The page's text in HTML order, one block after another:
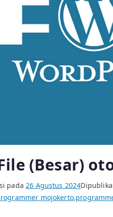
(Besar)
pada26 Agustus 2024
mojokerto,